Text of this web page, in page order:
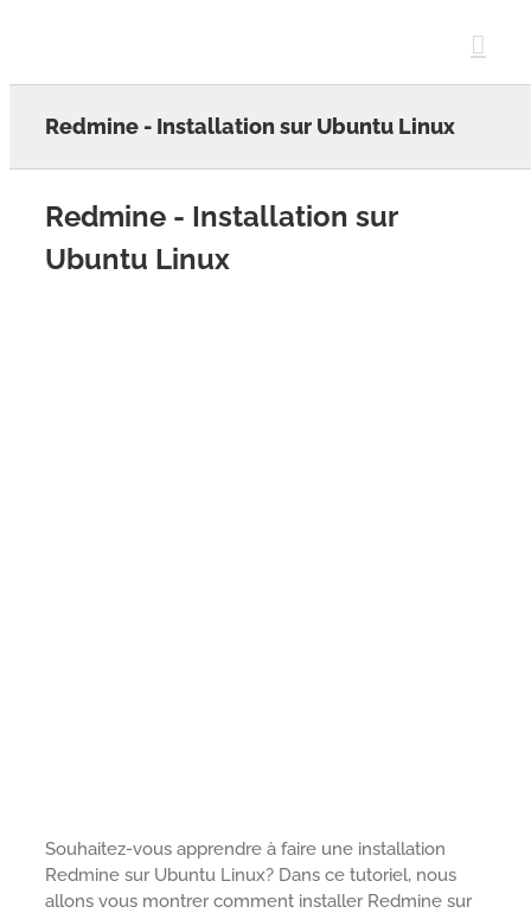
Redmine - Installation sur Ubuntu Linux
Redmine - Installation sur
Ubuntu Linux
Souhaitez-vous apprendre à faire une installation
Redmine sur Ubuntu Linux? Dans ce tutoriel, nous
allons vous montrer comment installer Redmine sur